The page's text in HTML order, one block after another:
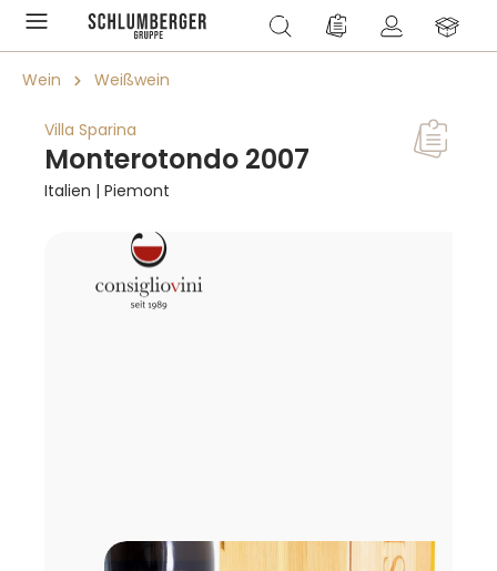
springen Du hast 0 Produkte
Wein Weißwein
Villa Sparina
Monterotondo 2007
Italien | Piemont
Bildergalerie überspringen